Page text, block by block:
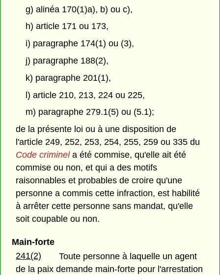
g) alinéa 170(1)a), b) ou c),
h) article 171 ou 173,
i) paragraphe 174(1) ou (3),
j) paragraphe 188(2),
k) paragraphe 201(1),
l) article 210, 213, 224 ou 225,
m) paragraphe 279.1(5) ou (5.1);
de la présente loi ou à une disposition de
l'article 249, 252, 253, 254, 255, 259 ou 335 du
Code criminela été commise, qu'elle ait été
commise ou non, et qui a des motifs
raisonnables et probables de croire qu'une
personne a commis cette infraction, est habilité
à arrêter cette personne sans mandat, qu'elle
soit coupable ou non.
Main-forte
241(2)
Toute personne à laquelle un agent
de la paix demande main-forte pour l'arrestation